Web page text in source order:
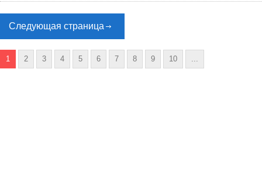
Следующая страница
1 2 3 4 5 6 7 8 9 10 ...